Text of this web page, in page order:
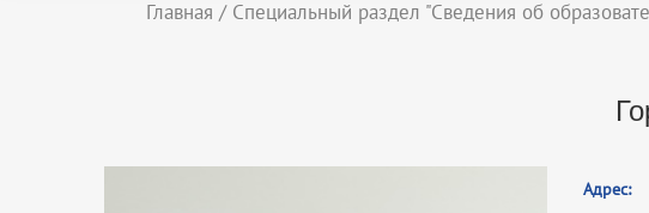
Главная / Специальный раздел "Сведения об
Адрес: